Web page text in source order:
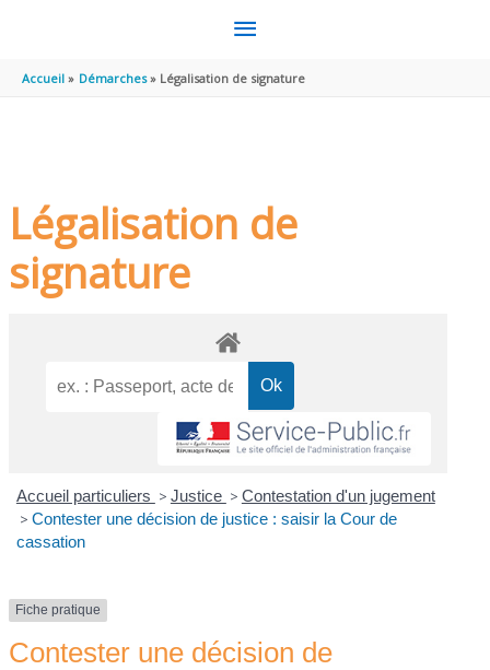
MENU
PRINCIPAL
Accueil Démarches Légalisation de signature
Légalisation de
signature
Accueil particuliers > Justice > Contestation d'un jugement
> Contester une décision de justice : saisir la Cour de
cassation
Fiche pratique
Contester une décision de